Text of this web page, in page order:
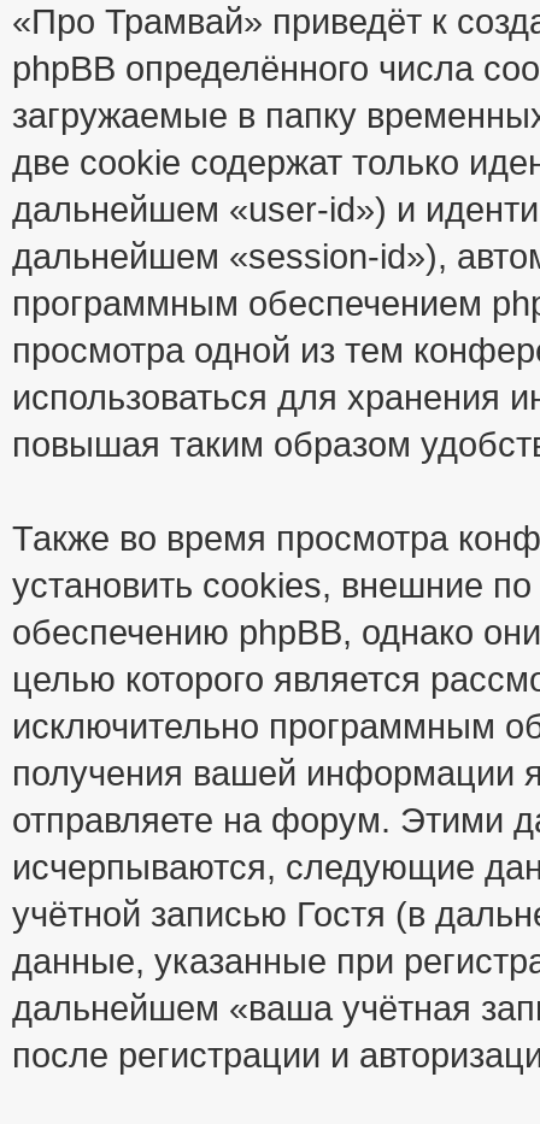
«Про Трамвай» приведёт к
phpBB определённого числа
загружаемые в папку
две cookie содержат только
дальнейшем «user-id») и
дальнейшем «session-id»),
программным обеспечением
просмотра одной из тем
использоваться для хранения
повышая таким образом
Также во время просмотра
установить cookies, внешние
обеспечению phpBB, однако
целью которого является
исключительно программным
получения вашей информации
отправляете на форум. Этими
исчерпываются, следующие
учётной записью Гостя (в
данные, указанные при
дальнейшем «ваша учётная
после регистрации и